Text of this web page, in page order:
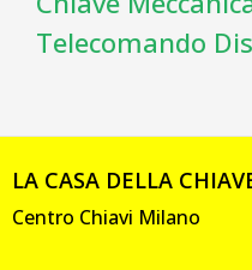
Telecomando
LA CASA DELLA
Centro Chiavi Milano